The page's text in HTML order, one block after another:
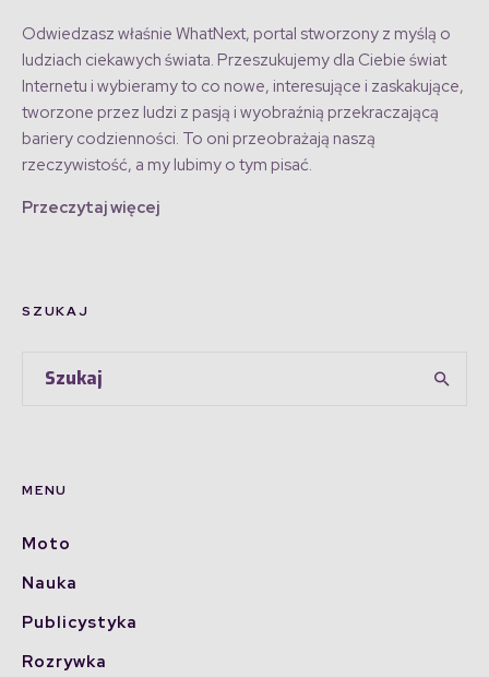
Odwiedzasz właśnie WhatNext, portal stworzony z myślą o
ludziach ciekawych świata. Przeszukujemy dla Ciebie świat
Internetu i wybieramy to co nowe, interesujące i zaskakujące,
tworzone przez ludzi z pasją i wyobraźnią przekraczającą
bariery codzienności. To oni przeobrażają naszą
rzeczywistość, a my lubimy o tym pisać.
Przeczytaj więcej
SZUKAJ
MENU
Moto
Nauka
Publicystyka
Rozrywka